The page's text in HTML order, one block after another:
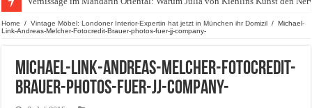
Home / Vintage Möbel: Londoner Interior-Expertin hat jetzt in München ihr Domizil / Michael-
Link-Andreas-Melcher-Fotocredit-Brauer-photos-fuer-jj-company-
Michael-Link-Andreas-Melcher-Fotocredit-
Brauer-photos-fuer-jj-company-